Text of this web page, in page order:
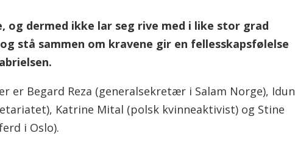
dermed ikke lar seg rive med i like stor grad
stå sammen om kravene gir en fellesskapsfølelse
er Begard Reza (generalsekretær i Salam Norge), Idun
Katrine Mital (polsk kvinneaktivist) og Stine
i Oslo).